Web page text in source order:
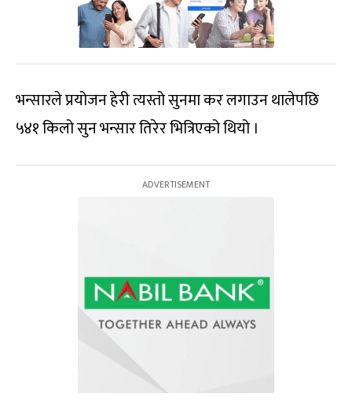
भन्सारले प्रयोजन हेरी त्यस्तो सुनमा कर लगाउन थालेपछि
५४१ किलो सुन भन्सार तिरेर भित्रिएको थियो ।